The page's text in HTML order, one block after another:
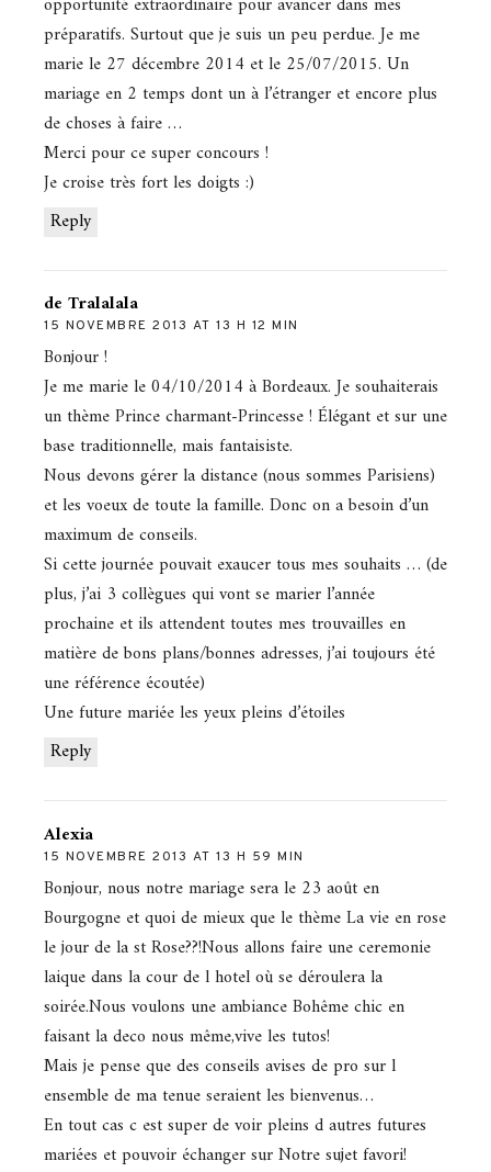
Reply
préparatifs. Surtout que je suis un peu perdue. Je me
marie le 27 décembre 2014 et le 25/07/2015. Un
mariage en 2 temps dont un à l’étranger et encore plus
de choses à faire …
Merci pour ce super concours !
Je croise très fort les doigts :)
de Tralalala
15 NOVEMBRE 2013 AT 13 H 12 MIN
Reply
Bonjour !
Je me marie le 04/10/2014 à Bordeaux. Je souhaiterais
un thème Prince charmant-Princesse ! Élégant et sur une
base traditionnelle, mais fantaisiste.
Nous devons gérer la distance (nous sommes Parisiens)
et les voeux de toute la famille. Donc on a besoin d’un
maximum de conseils.
Si cette journée pouvait exaucer tous mes souhaits … (de
plus, j’ai 3 collègues qui vont se marier l’année
prochaine et ils attendent toutes mes trouvailles en
matière de bons plans/bonnes adresses, j’ai toujours été
une référence écoutée)
Une future mariée les yeux pleins d’étoiles
Alexia
15 NOVEMBRE 2013 AT 13 H 59 MIN
Bonjour, nous notre mariage sera le 23 août en
Bourgogne et quoi de mieux que le thème La vie en rose
le jour de la st Rose??!Nous allons faire une ceremonie
laique dans la cour de l hotel où se déroulera la
soirée.Nous voulons une ambiance Bohême chic en
faisant la deco nous même,vive les tutos!
Mais je pense que des conseils avises de pro sur l
ensemble de ma tenue seraient les bienvenus…
En tout cas c est super de voir pleins d autres futures
mariées et pouvoir échanger sur Notre sujet favori!